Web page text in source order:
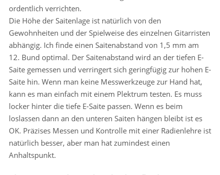
ordentlich verrichten.
Die Höhe der Saitenlage ist natürlich von den
Gewohnheiten und der Spielweise des einzelnen Gitarristen
abhängig. Ich finde einen Saitenabstand von 1,5 mm am
12. Bund optimal. Der Saitenabstand wird an der tiefen E-
Saite gemessen und verringert sich geringfügig zur hohen E-
Saite hin. Wenn man keine Messwerkzeuge zur Hand hat,
kann es man einfach mit einem Plektrum testen. Es muss
locker hinter die tiefe E-Saite passen. Wenn es beim
loslassen dann an den unteren Saiten hängen bleibt ist es
OK. Präzises Messen und Kontrolle mit einer Radienlehre ist
natürlich besser, aber man hat zumindest einen
Anhaltspunkt.